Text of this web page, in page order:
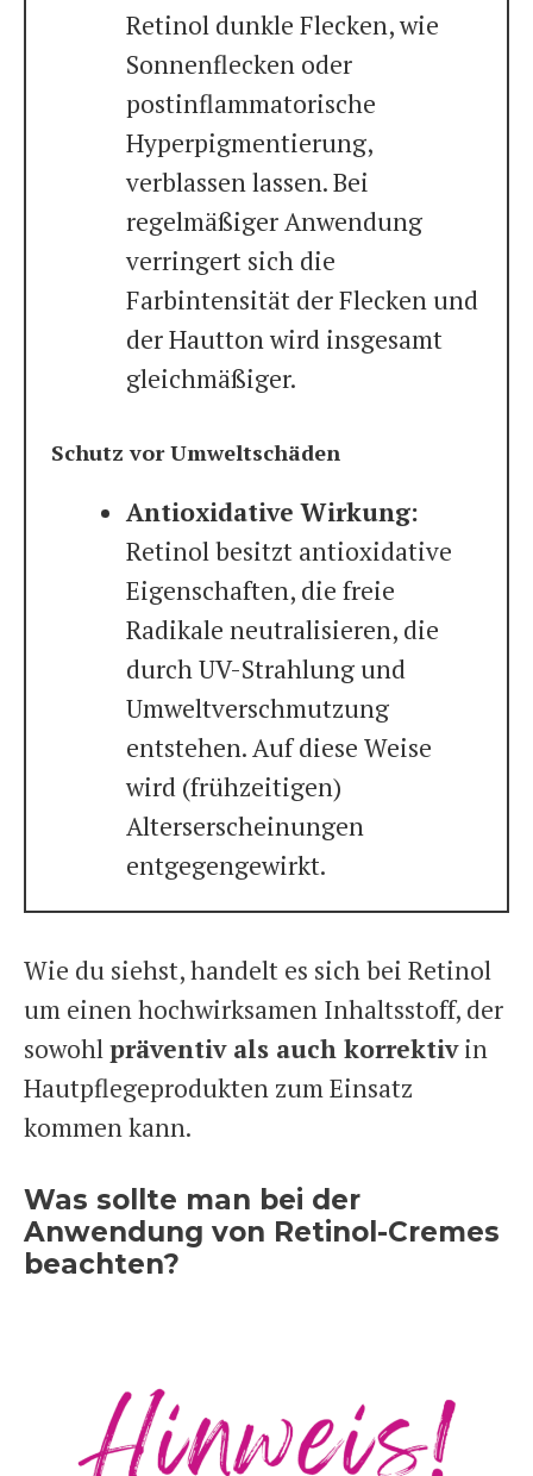
Retinol dunkle Flecken, wie
Sonnenflecken oder
postinflammatorische
Hyperpigmentierung,
verblassen lassen. Bei
regelmäßiger Anwendung
verringert sich die
Farbintensität der Flecken und
der Hautton wird insgesamt
gleichmäßiger.
Schutz vor Umweltschäden
Antioxidative Wirkung:
Retinol besitzt antioxidative
Eigenschaften, die freie
Radikale neutralisieren, die
durch UV-Strahlung und
Umweltverschmutzung
entstehen. Auf diese Weise
wird (frühzeitigen)
Alterserscheinungen
entgegengewirkt.
Wie du siehst, handelt es sich bei Retinol
um einen hochwirksamen Inhaltsstoff, der
sowohlpräventiv als auch korrektivin
Hautpflegeprodukten zum Einsatz
kommen kann.
Was sollte man bei der
Anwendung von Retinol-Cremes
beachten?